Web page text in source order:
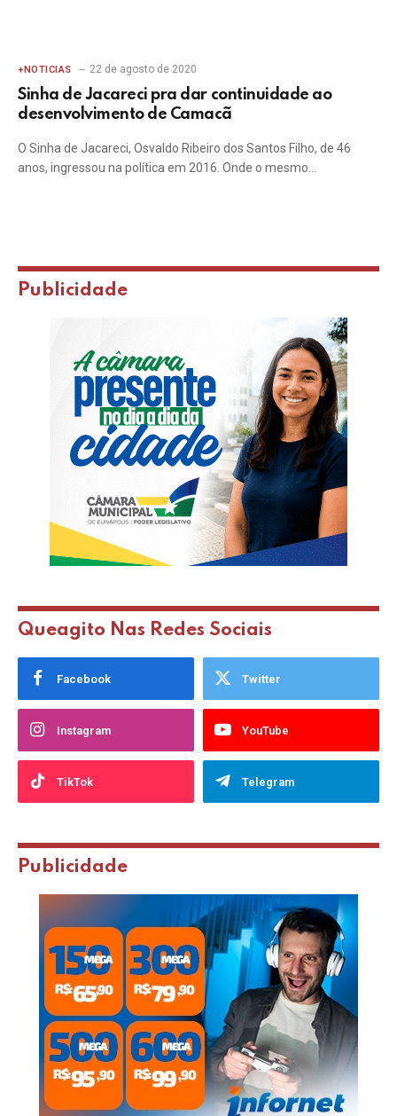
+NOTICIAS 22 de agosto de 2020
Sinha de Jacareci pra dar continuidade ao
desenvolvimento de Camacã
O Sinha de Jacareci, Osvaldo Ribeiro dos Santos Filho, de 46
anos, ingressou na política em 2016. Onde o mesmo…
Publicidade
Queagito Nas Redes Sociais
Facebook Twitter
Instagram YouTube
TikTok Telegram
Publicidade